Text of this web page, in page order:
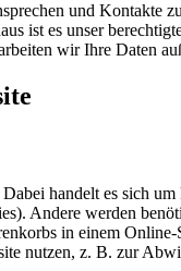
und Kontakte
ist es unser
wir Ihre Daten
handelt es sich
Andere werden
in einem
nutzen, z. B. zur